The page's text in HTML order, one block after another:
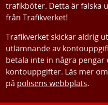
trafikböter. Detta är falska
från Trafikverket!
Trafikverket skickar aldrig
utlämnande av
betala inte in några
kontouppgifter. Läs mer
på polisens webbplats.